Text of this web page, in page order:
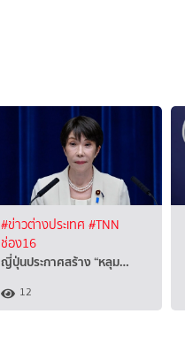
#ข่าวต่างประเทศ #TNN
ช่อง16
ญี่ปุ่นประกาศสร้าง “หลุม…
12